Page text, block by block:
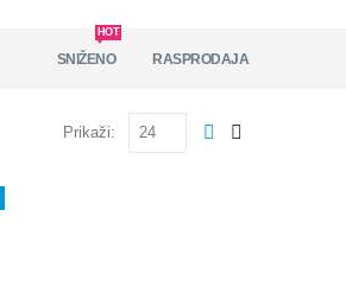
SNIŽENO
HOT
RASPRODAJA
Prikaži: